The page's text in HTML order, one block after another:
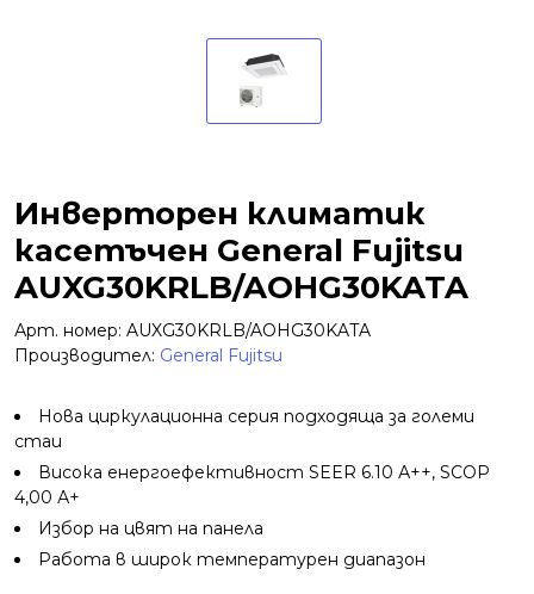
Инверторен климатик
касетъчен General Fujitsu
AUXG30KRLB/AOHG30KATA
Арт. номер: AUXG30KRLB/AOHG30KATA
Производител: General Fujitsu
Нова циркулационна серия подходяща за големи
стаи
Висока енергоефективност SEER 6.10 А++, SCOP
4,00 А+
Избор на цвят на панела
Работа в широк температурен диапазон